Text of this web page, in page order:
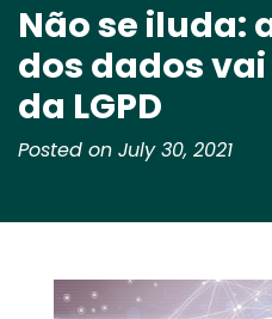
Não se iluda:
dos dados
da LGPD
Posted on July 30, 2021
Media
Image